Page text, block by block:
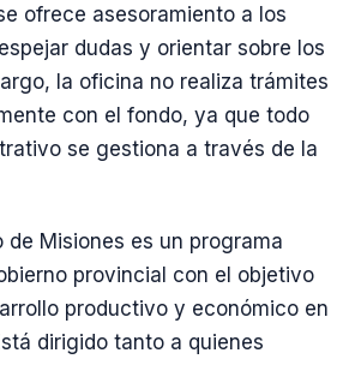
ofrece asesoramiento a los
dudas y orientar sobre los
la oficina no realiza trámites
con el fondo, ya que todo
se gestiona a través de la
de Misiones es un programa
provincial con el objetivo
productivo y económico en
dirigido tanto a quienes